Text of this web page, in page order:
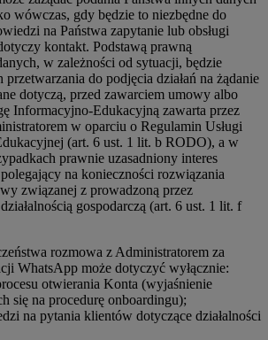
wówczas, gdy będzie to niezbędne do
na Państwa zapytanie lub obsługi
kontakt. Podstawą prawną
w zależności od sytuacji, będzie
przetwarzania do podjęcia działań na żądanie
dotyczą, przed zawarciem umowy albo
Informacyjno-Edukacyjną zawarta przez
w oparciu o Regulamin Usługi
(art. 6 ust. 1 lit. b RODO), a w
prawnie uzasadniony interes
na konieczności rozwiązania
związanej z prowadzoną przez
gospodarczą (art. 6 ust. 1 lit. f
rozmowa z Administratorem za
WhatsApp może dotyczyć wyłącznie:
otwierania Konta (wyjaśnienie
się na procedurę onboardingu);
na pytania klientów dotyczące działalności